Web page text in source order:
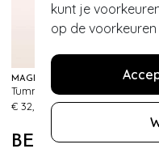
kunt je
op de
MAGIC BODYFASHION
€ 32,95
BEKIJK MEER